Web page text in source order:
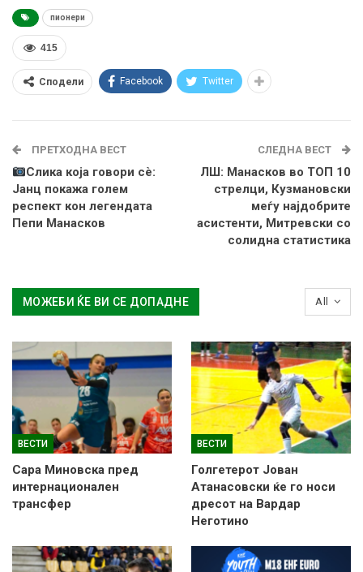
пионери
415
Сподели Facebook Twitter
ПРЕТХОДНА ВЕСТ
Слика која говори сè:
Јанц покажа голем
респект кон легендата
Пепи Манасков
СЛЕДНА ВЕСТ
ЛШ: Манасков во ТОП 10
стрелци, Кузмановски
меѓу најдобрите
асистенти, Митревски со
солидна статистика
All
МОЖЕБИ ЌЕ ВИ СЕ ДОПАДНЕ
ВЕСТИ
Сара Миновска пред
интернационален
трансфер
ВЕСТИ
Голгетерот Јован
Атанасовски ќе го носи
дресот на Вардар
Неготино